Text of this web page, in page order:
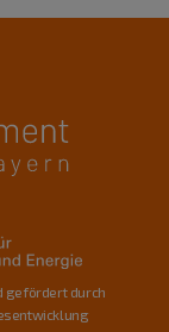
gefördert durch